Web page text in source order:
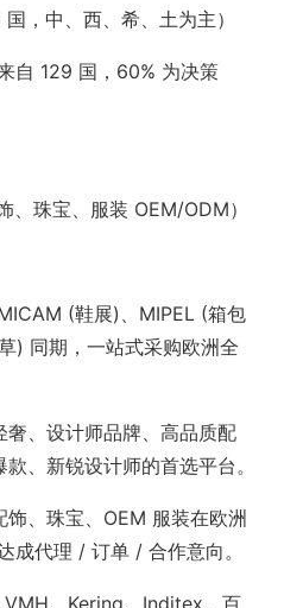
，中、西、希、土为主）
自 129 国，60% 为决策
、珠宝、服装 OEM/ODM）
(鞋展)、MIPEL (箱包
) 同期，一站式采购欧洲全
、设计师品牌、高品质配
、新锐设计师的首选平台。
、珠宝、OEM 服装在欧洲
成代理 / 订单 / 合作意向。